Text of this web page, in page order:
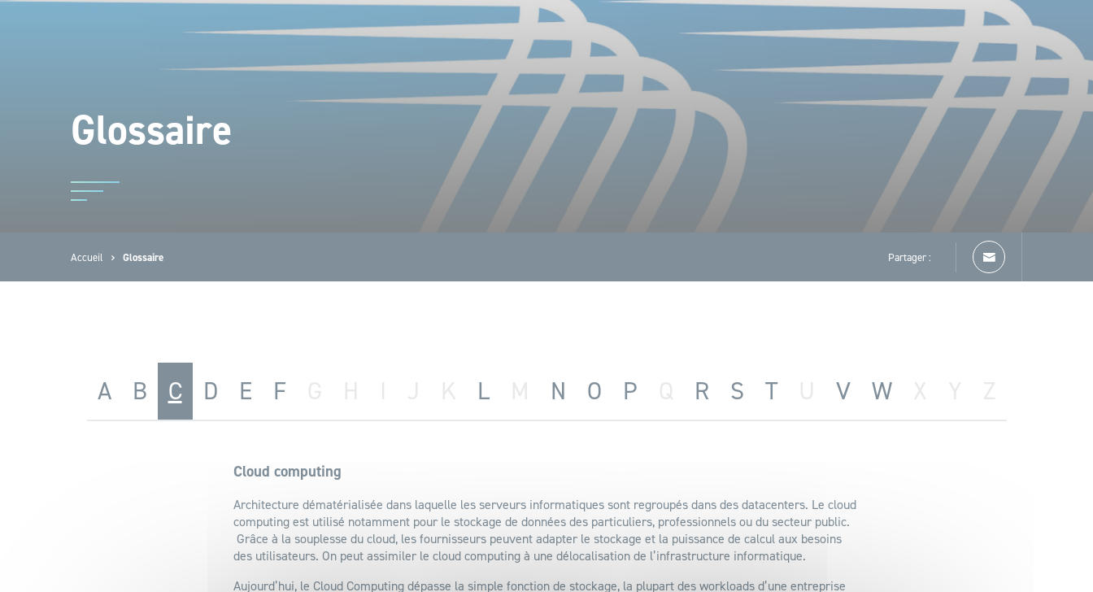
Glossaire
Accueil Glossaire Partager :
A B C D E F L N O P R S T V W
Cloud computing
Architecture dématérialisée dans laquelle les serveurs informatiques sont regroupés dans des datacenters. Le cloud
computing est utilisé notamment pour le stockage de données des particuliers, professionnels ou du secteur public.
Grâce à la souplesse du cloud, les fournisseurs peuvent adapter le stockage et la puissance de calcul aux besoins
des utilisateurs. On peut assimiler le cloud computing à une délocalisation de l’infrastructure informatique.
Aujourd’hui, le Cloud Computing dépasse la simple fonction de stockage, la plupart des workloads d’une entreprise